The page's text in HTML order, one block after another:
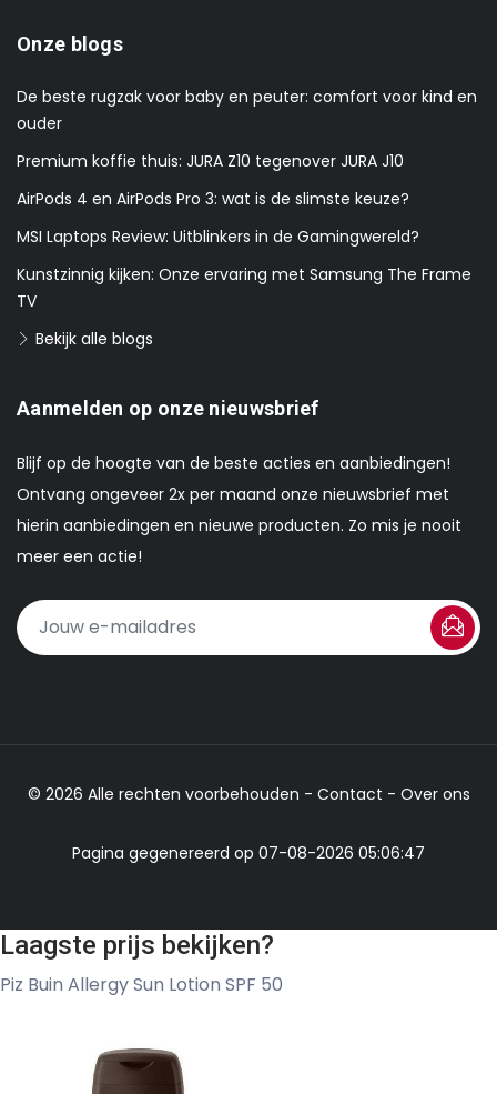
Onze blogs
De beste rugzak voor baby en peuter: comfort voor kind en
ouder
Premium koffie thuis: JURA Z10 tegenover JURA J10
AirPods 4 en AirPods Pro 3: wat is de slimste keuze?
MSI Laptops Review: Uitblinkers in de Gamingwereld?
Kunstzinnig kijken: Onze ervaring met Samsung The Frame
TV
Bekijk alle blogs
Aanmelden op onze nieuwsbrief
Blijf op de hoogte van de beste acties en aanbiedingen!
Ontvang ongeveer 2x per maand onze nieuwsbrief met
hierin aanbiedingen en nieuwe producten. Zo mis je nooit
meer een actie!
© 2026 Alle rechten voorbehouden - Contact - Over ons
Pagina gegenereerd op 07-08-2026 05:06:47
Laagste prijs bekijken?
Piz Buin Allergy Sun Lotion SPF 50